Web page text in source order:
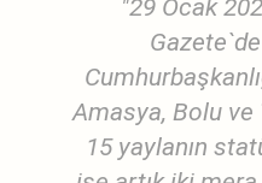
"29 Ocak
Amasya, Bolu ve
15 yaylanın